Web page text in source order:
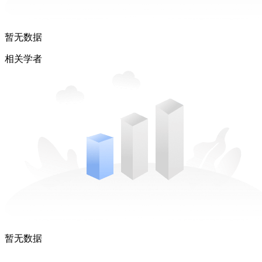
暂无数据
相关学者
暂无数据